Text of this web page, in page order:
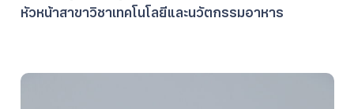
หัวหน้าสาขาวิชาเทคโนโลยีและนวัตกรรมอาหาร